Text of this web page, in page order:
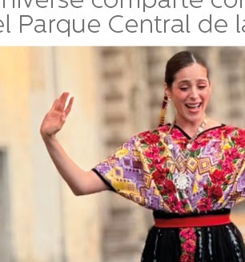
¿Por qué el voto debe ser
César Pérez Méndez 8 Abril 2018